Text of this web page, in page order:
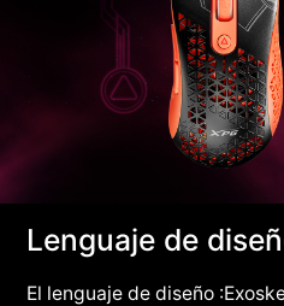
Lenguaje de
El lenguaje de diseño